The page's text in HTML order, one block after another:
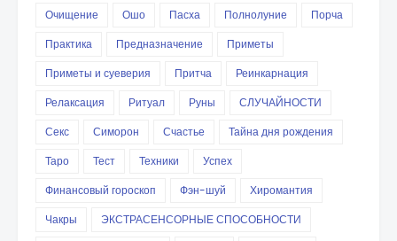
Очищение
Ошо Пасха Полнолуние
Порча
Практика
Предназначение
Приметы
Приметы и суеверия
Притча
Реинкарнация
Релаксация
Ритуал Руны
СЛУЧАЙНОСТИ
Секс
Симорон Счастье
Тайна дня рождения
Таро
Тест Техники
Успех
Финансовый гороскоп
Фэн-шуй
Хиромантия
Чакры
ЭКСТРАСЕНСОРНЫЕ СПОСОБНОСТИ